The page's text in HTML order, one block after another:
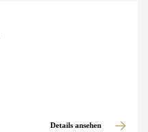
Details ansehen